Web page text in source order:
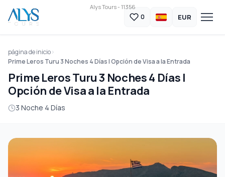
Alys Tours - 11356
0 EUR
página de inicio
Prime Leros Turu 3 Noches 4 Días | Opción de Visa a la Entrada
Prime Leros Turu 3 Noches 4 Días |
Opción de Visa a la Entrada
3 Noche 4 Días